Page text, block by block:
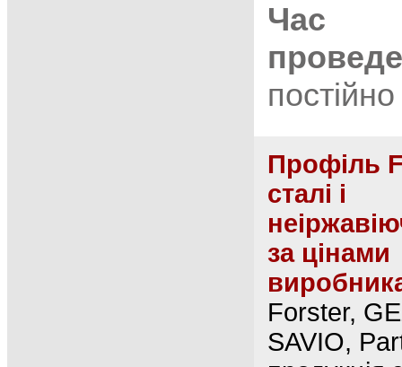
Час
постійно
Профіль
сталі і
за цінами
Forster,
SAVIO,